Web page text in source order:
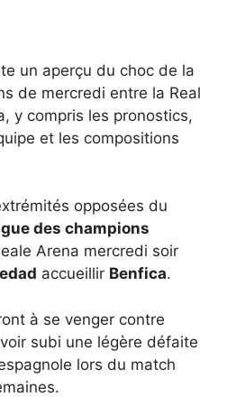
un aperçu du choc de la
de mercredi entre la Real
y compris les pronostics,
et les compositions
opposées du
des champions
Arena mercredi soir
accueillir Benfica.
à se venger contre
subi une légère défaite
lors du match